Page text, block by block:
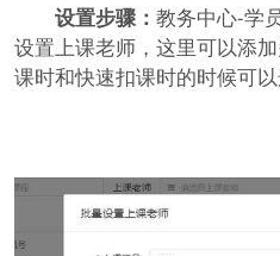
设置步骤： 教务中心-学
设置上课老师，这里可以添
课时和快速扣课时的时候可以